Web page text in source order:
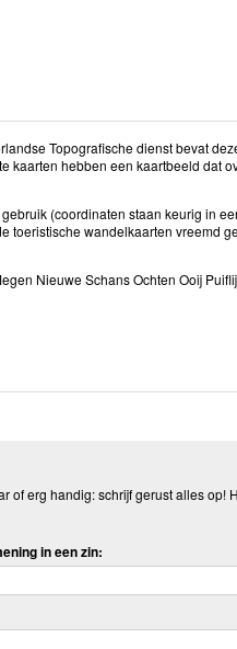
Topografische dienst bevat
hebben een kaartbeeld dat
(coordinaten staan keurig in
toeristische wandelkaarten vreemd
Nieuwe Schans Ochten Ooij
of erg handig: schrijf gerust alles op!
in een zin: